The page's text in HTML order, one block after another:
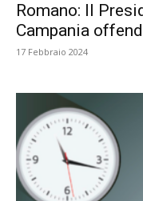
Romano: Il
Campania
17 Febbraio 2024